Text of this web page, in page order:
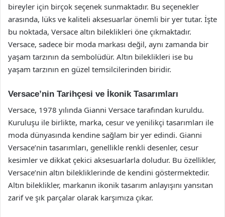
bireyler için birçok seçenek sunmaktadır. Bu seçenekler
arasında, lüks ve kaliteli aksesuarlar önemli bir yer tutar. İşte
bu noktada, Versace altın bileklikleri öne çıkmaktadır.
Versace, sadece bir moda markası değil, aynı zamanda bir
yaşam tarzının da sembolüdür. Altın bileklikleri ise bu
yaşam tarzının en güzel temsilcilerinden biridir.
Versace’nin Tarihçesi ve İkonik Tasarımları
Versace, 1978 yılında Gianni Versace tarafından kuruldu.
Kuruluşu ile birlikte, marka, cesur ve yenilikçi tasarımları ile
moda dünyasında kendine sağlam bir yer edindi. Gianni
Versace’nin tasarımları, genellikle renkli desenler, cesur
kesimler ve dikkat çekici aksesuarlarla doludur. Bu özellikler,
Versace’nin altın bilekliklerinde de kendini göstermektedir.
Altın bileklikler, markanın ikonik tasarım anlayışını yansıtan
zarif ve şık parçalar olarak karşımıza çıkar.